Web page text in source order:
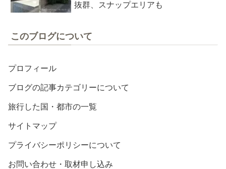
抜群、スナップエリアも
このブログについて
プロフィール
ブログの記事カテゴリーについて
旅行した国・都市の一覧
サイトマップ
プライバシーポリシーについて
お問い合わせ・取材申し込み